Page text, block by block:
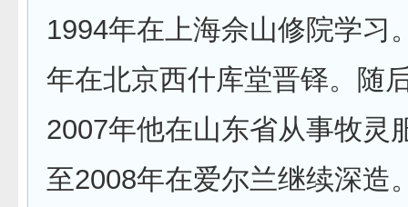
1994年在上海佘山修院学习
年在北京西什库堂晋铎。随
2007年他在山东省从事牧灵
至2008年在爱尔兰继续深造